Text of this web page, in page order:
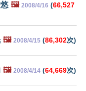
🖼️ 2008/4/16 (66,527
🖼️ 2008/4/15 (86,302次)
🖼️ 2008/4/14 (64,669次)